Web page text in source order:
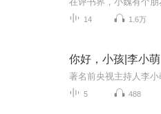
14 1.6万
你好，小孩|李小萌
5 488